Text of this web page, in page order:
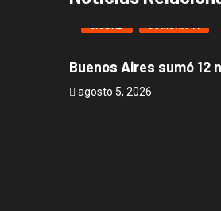
CIUDAD COMUNA 11
Buenos Aires sumó 12
agosto 5, 2026